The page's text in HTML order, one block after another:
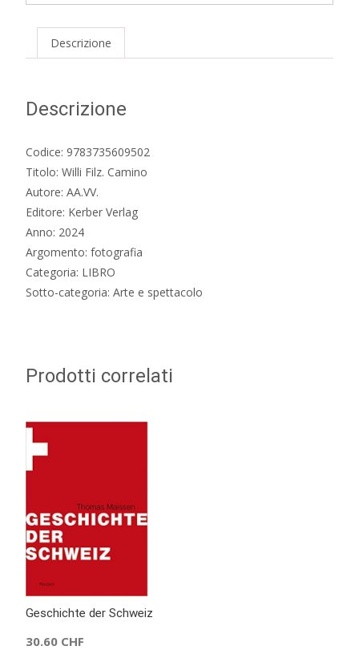
Descrizione
Descrizione
Codice: 9783735609502
Titolo: Willi Filz. Camino
Autore: AA.VV.
Editore: Kerber Verlag
Anno: 2024
Argomento: fotografia
Categoria: LIBRO
Sotto-categoria: Arte e spettacolo
Prodotti correlati
Geschichte der Schweiz
30.60 CHF